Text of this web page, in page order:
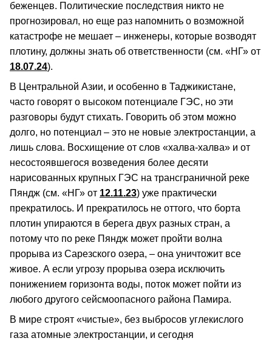
беженцев. Политические последствия никто не
прогнозировал, но еще раз напомнить о возможной
катастрофе не мешает – инженеры, которые возводят
плотину, должны знать об ответственности (см. «НГ» от
18.07.24).
В Центральной Азии, и особенно в Таджикистане,
часто говорят о высоком потенциале ГЭС, но эти
разговоры будут стихать. Говорить об этом можно
долго, но потенциал – это не новые электростанции, а
лишь слова. Восхищение от слов «халва-халва» и от
несостоявшегося возведения более десяти
нарисованных крупных ГЭС на трансграничной реке
Пяндж (см. «НГ» от 12.11.23) уже практически
прекратилось. И прекратилось не оттого, что борта
плотин упираются в берега двух разных стран, а
потому что по реке Пяндж может пройти волна
прорыва из Сарезского озера, – она уничтожит все
живое. А если угрозу прорыва озера исключить
понижением горизонта воды, поток может пойти из
любого другого сейсмоопасного района Памира.
В мире строят «чистые», без выбросов углекислого
газа атомные электростанции, и сегодня